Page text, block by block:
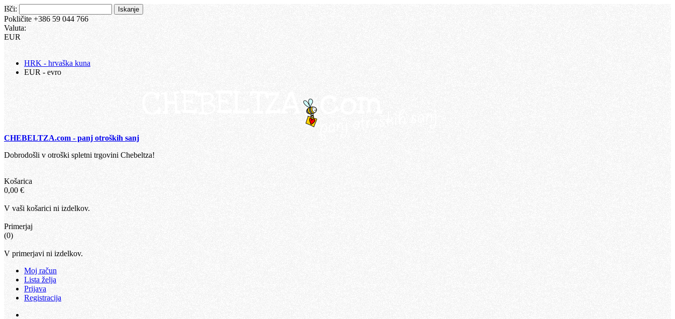
Išči: Iskanje
Pokličite +386 59 044 766
Valuta:
EUR
HRK - hrvaška kuna
EUR - evro
CHEBELTZA.com - panj otroških sanj
Dobrodošli v otroški spletni trgovini Chebeltza!
Košarica
0,00 €
V vaši košarici ni izdelkov.
Primerjaj
(0)
V primerjavi ni izdelkov.
Moj račun
Lista želja
Prijava
Registracija